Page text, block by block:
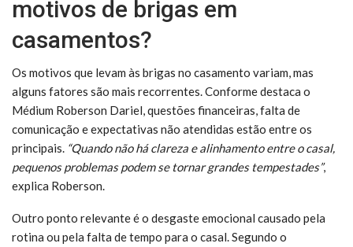
motivos de brigas em
casamentos?
Os motivos que levam às brigas no casamento variam, mas
alguns fatores são mais recorrentes. Conforme destaca o
Médium Roberson Dariel, questões financeiras, falta de
comunicação e expectativas não atendidas estão entre os
principais. “Quando não há clareza e alinhamento entre o casal,
pequenos problemas podem se tornar grandes tempestades”,
explica Roberson.
Outro ponto relevante é o desgaste emocional causado pela
rotina ou pela falta de tempo para o casal. Segundo o